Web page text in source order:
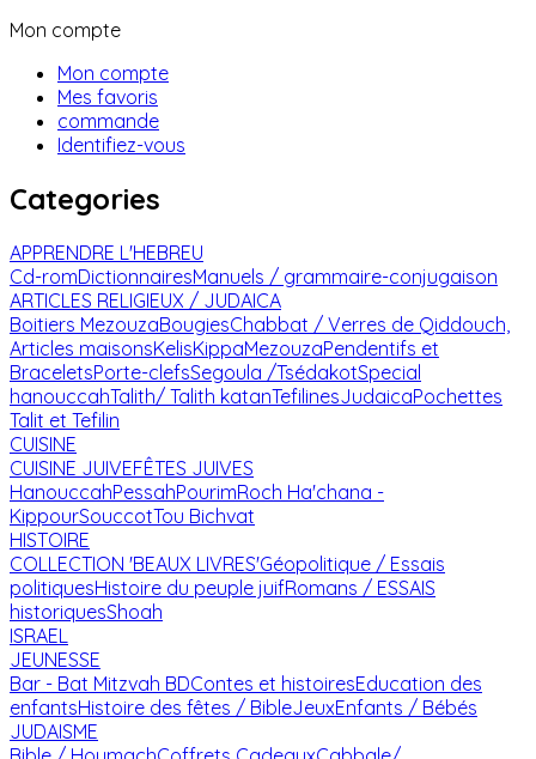
Mon compte
Mon compte
Mes favoris
commande
Identifiez-vous
Categories
APPRENDRE L'HEBREU
Cd-romDictionnairesManuels / grammaire-conjugaison
ARTICLES RELIGIEUX / JUDAICA
Boitiers MezouzaBougiesChabbat / Verres de Qiddouch,
Articles maisonsKelisKippaMezouzaPendentifs et
BraceletsPorte-clefsSegoula /TsédakotSpecial
hanouccahTalith/ Talith katanTefilinesJudaicaPochettes
Talit et Tefilin
CUISINE
CUISINE JUIVEFÊTES JUIVES
HanouccahPessahPourimRoch Ha'chana -
KippourSouccotTou Bichvat
HISTOIRE
COLLECTION 'BEAUX LIVRES'Géopolitique / Essais
politiquesHistoire du peuple juifRomans / ESSAIS
historiquesShoah
ISRAEL
JEUNESSE
Bar - Bat Mitzvah BDContes et histoiresEducation des
enfantsHistoire des fêtes / BibleJeuxEnfants / Bébés
JUDAISME